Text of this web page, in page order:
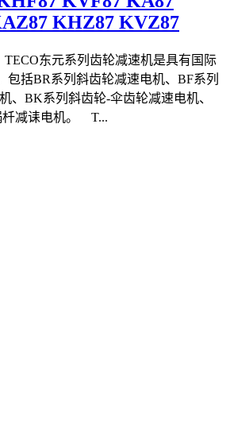
KHZ87 KVZ87
东元系列齿轮减速机是具有国际
包括BR系列斜齿轮减速电机、BF系列
、BK系列斜齿轮-伞齿轮减速电机、
杄减诔电机。 T...